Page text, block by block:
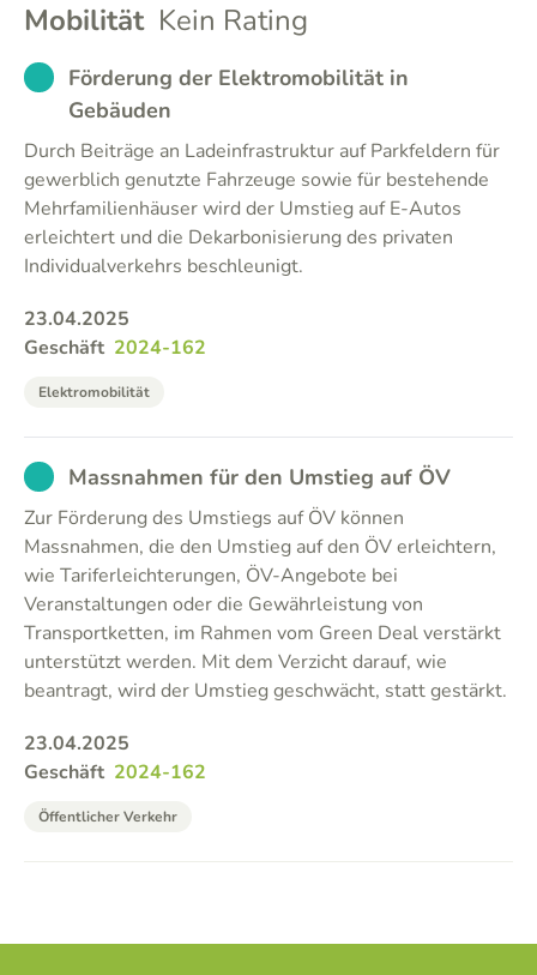
Mobilität Kein Rating
EXCUSED
Förderung der Elektromobilität in
Gebäuden
Durch Beiträge an Ladeinfrastruktur auf Parkfeldern für
gewerblich genutzte Fahrzeuge sowie für bestehende
Mehrfamilienhäuser wird der Umstieg auf E-Autos
erleichtert und die Dekarbonisierung des privaten
Individualverkehrs beschleunigt.
23.04.2025
Geschäft 2024-162
Elektromobilität
EXCUSEDMassnahmen für den Umstieg auf ÖV
Zur Förderung des Umstiegs auf ÖV können
Massnahmen, die den Umstieg auf den ÖV erleichtern,
wie Tariferleichterungen, ÖV-Angebote bei
Veranstaltungen oder die Gewährleistung von
Transportketten, im Rahmen vom Green Deal verstärkt
unterstützt werden. Mit dem Verzicht darauf, wie
beantragt, wird der Umstieg geschwächt, statt gestärkt.
23.04.2025
Geschäft 2024-162
Öffentlicher Verkehr